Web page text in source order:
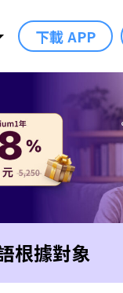
下載 APP
根據對象